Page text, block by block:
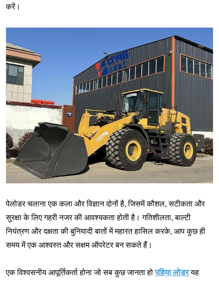
करें।
पेलोडर चलाना एक कला और विज्ञान दोनों है, जिसमें कौशल, सटीकता और
सुरक्षा के लिए गहरी नजर की आवश्यकता होती है। गतिशीलता, बाल्टी
नियंत्रण और दक्षता की बुनियादी बातों में महारत हासिल करके, आप कुछ ही
समय में एक आश्वस्त और सक्षम ऑपरेटर बन सकते हैं।
एक विश्वसनीय आपूर्तिकर्ता होना जो सब कुछ जानता हो पहिया लोडर यह